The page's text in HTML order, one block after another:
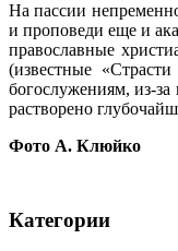
На пассии
и проповеди еще и
православные
(известные
богослужениям, из-
растворено
Фото А. Клюйко
Категории